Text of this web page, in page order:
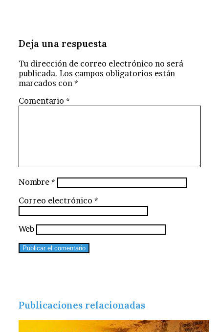
Deja una respuesta
Tu dirección de correo electrónico no será
publicada. Los campos obligatorios están
marcados con *
Comentario *
Nombre *
Correo electrónico *
Web
Publicaciones relacionadas